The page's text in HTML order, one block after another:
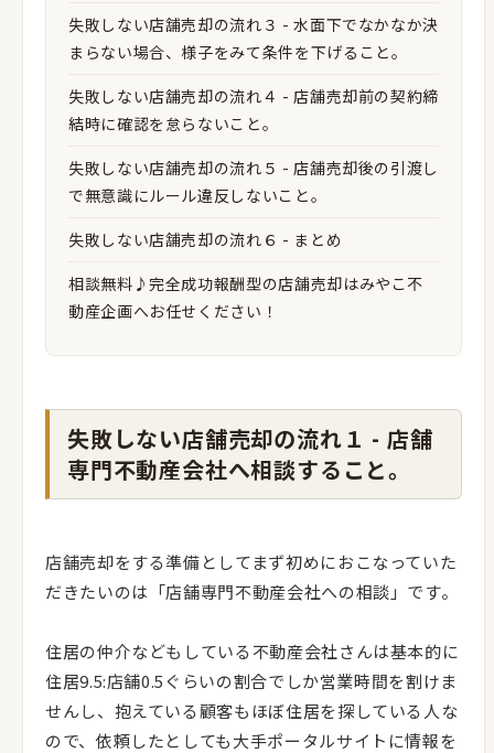
失敗しない店舗売却の流れ３ - 水面下でなかなか決
まらない場合、様子をみて条件を下げること。
失敗しない店舗売却の流れ４ - 店舗売却前の契約締
結時に確認を怠らないこと。
失敗しない店舗売却の流れ５ - 店舗売却後の引渡し
で無意識にルール違反しないこと。
失敗しない店舗売却の流れ６ - まとめ
相談無料♪完全成功報酬型の店舗売却はみやこ不
動産企画へお任せください！
失敗しない店舗売却の流れ１ - 店舗
専門不動産会社へ相談すること。
店舗売却をする準備としてまず初めにおこなっていた
だきたいのは「店舗専門不動産会社への相談」です。
住居の仲介などもしている不動産会社さんは基本的に
住居9.5:店舗0.5ぐらいの割合でしか営業時間を割けま
せんし、抱えている顧客もほぼ住居を探している人な
ので、依頼したとしても大手ポータルサイトに情報を